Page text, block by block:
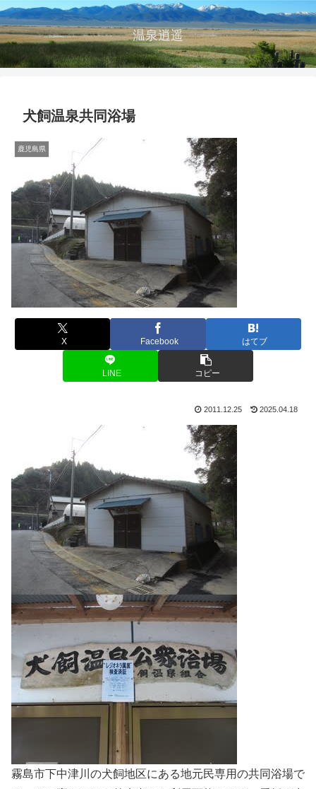
温泉逍遥
犬飼温泉共同浴場
鹿児島県
X Facebook はてブ
LINE コピー
2011.12.25 2025.04.18
霧島市下中津川の犬飼地区にある地元民専用の共同浴場で